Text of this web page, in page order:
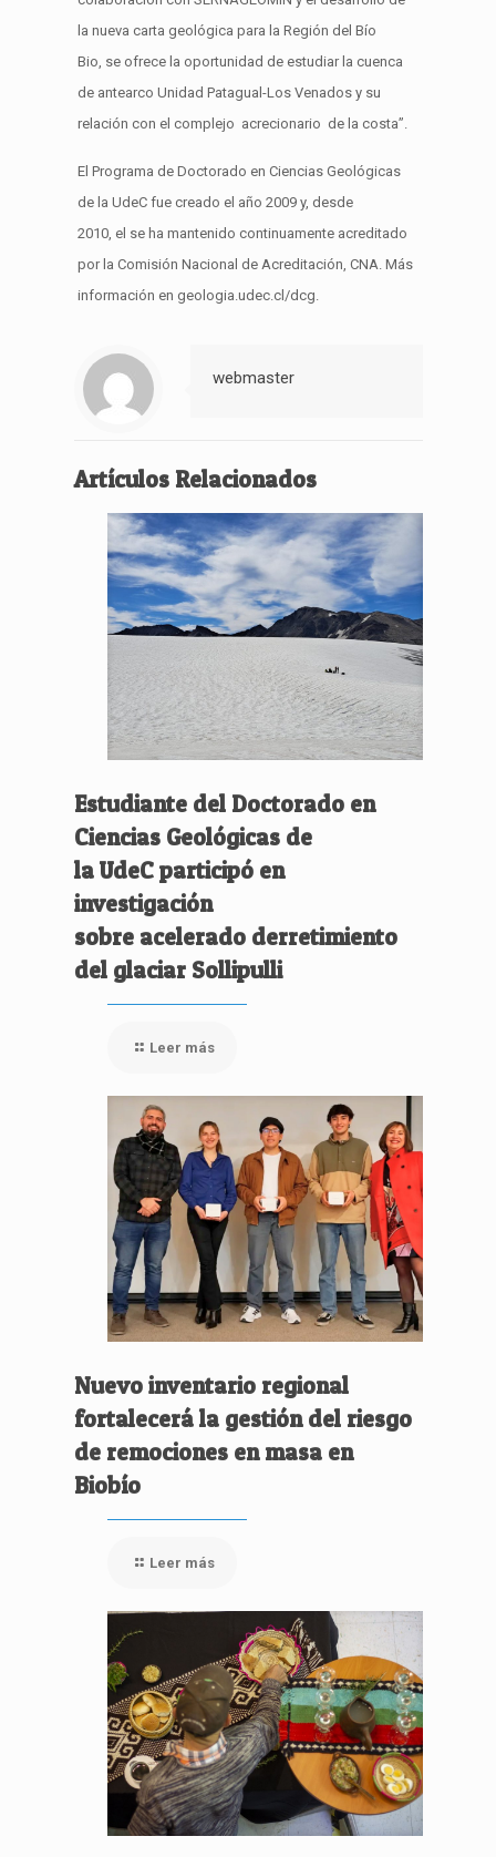
la nueva carta geológica para la Región del Bío
Bio, se ofrece la oportunidad de estudiar la cuenca
de antearco Unidad Patagual-LosVenados y su
relación con el complejo acrecionario de la costa”.
El Programa de Doctorado en Ciencias Geológicas
de la UdeC fue creado el año 2009y, d esde
2010, el se ha mantenido continuamente acreditado
por la Comisión Nacional de Acreditación, CNA. Más
información en geologia.udec.cl/dcg.
webmaster
Artículos Relacionados
Estudiante del Doctorado en
Ciencias Geológicas de
la UdeC participó en
investigación
sobre acelerado derretimiento
del glaciar Sollipulli
Leer más
Nuevo inventario regional
fortalecerá la gestión del riesgo
de remociones en masa en
Biobío
Leer más